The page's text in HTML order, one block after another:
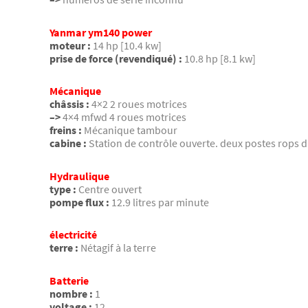
Yanmar ym140 power
moteur : 14 hp [10.4 kw]
prise de force (revendiqué) : 10.8 hp [8.1 kw]
Mécanique
châssis : 4×2 2 roues motrices
–>4×4 mfwd 4 roues motrices
freins : Mécanique tambour
cabine : Station de contrôle ouverte. deux postes rops
Hydraulique
type : Centre ouvert
pompe flux : 12.9 litres par minute
électricité
terre : Nétagif à la terre
Batterie
nombre : 1